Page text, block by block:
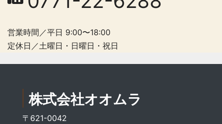
営業時間／平日 9:00〜18:00
定休日／土曜日・日曜日・祝日
株式会社オオムラ
〒621-0042